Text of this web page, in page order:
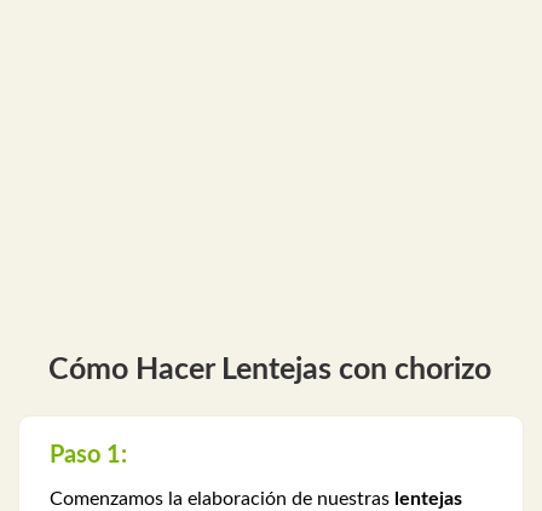
Cómo Hacer Lentejas con chorizo
Paso 1:
Comenzamos la elaboración de nuestras lentejas